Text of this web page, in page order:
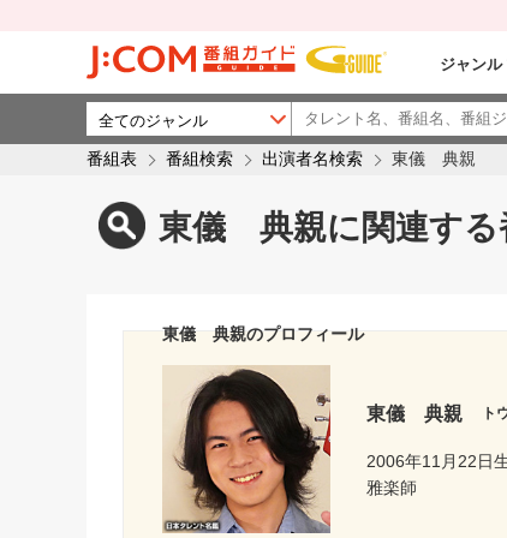
ジャンル
番組表 番組検索 出演者名検索 東儀 典親
東儀 典親に関連する
東儀 典親のプロフィール
東儀 典親 ト
2006年11月22日
雅楽師